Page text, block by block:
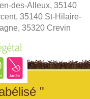
des-Alleux, 35140
35140 St-Hilaire-
35320 Crevin
"